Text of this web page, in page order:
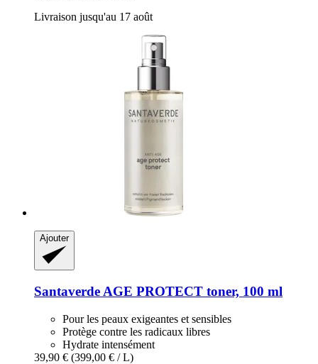
Livraison jusqu'au 17 août
Ajouter
Santaverde AGE PROTECT toner, 100 ml
Pour les peaux exigeantes et sensibles
Protège contre les radicaux libres
Hydrate intensément
39,90 € (399,00 € / L)